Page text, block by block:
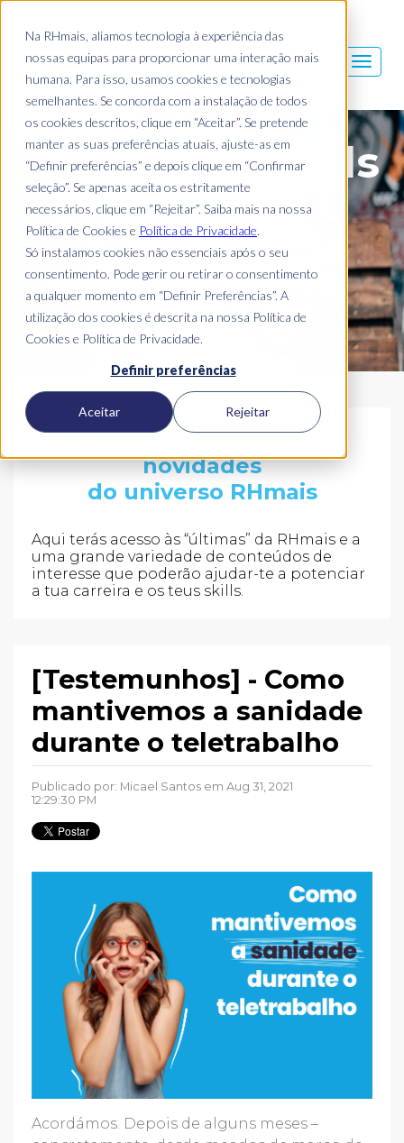
Na RHmais, aliamos tecnologia à experiência das
nossas equipas para proporcionar uma interação mais
humana. Para isso, usamos cookies e tecnologias
semelhantes. Se concorda com a instalação de todos
os cookies descritos, clique em “Aceitar”. Se pretende
manter as suas preferências atuais, ajuste-as em
“Definir preferências” e depois clique em “Confirmar
seleção”. Se apenas aceita os estritamente
necessários, clique em “Rejeitar”. Saiba mais na nossa
Política de Cookies e Política de Privacidade.
Só instalamos cookies não essenciais após o seu
consentimento. Pode gerir ou retirar o consentimento
a qualquer momento em “Definir Preferências”. A
utilização dos cookies é descrita na nossa Política de
Cookies e Política de Privacidade.
Definir preferências
Aceitar Rejeitar
Blog Mais Skills
Fica a par de todas as
novidades
do universo RHmais
Aqui terás acesso às “últimas” da RHmais e a
uma grande variedade de conteúdos de
interesse que poderão ajudar-te a potenciar
a tua carreira e os teus skills.
[Testemunhos] - Como
mantivemos a sanidade
durante o teletrabalho
Publicado por: Micael Santos em Aug 31, 2021
12:29:30 PM
Acordámos. Depois de alguns meses –